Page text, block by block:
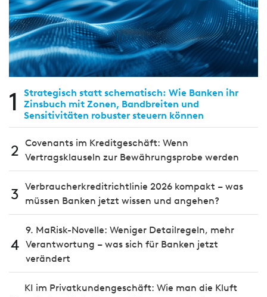
1
Strategisch statt schematisch: Wie Banken ihr
Zinsbuch mit Zonen, Bandbreiten und
Sensitivitäten robuster steuern können
2 Covenants im Kreditgeschäft: Wenn
Vertragsklauseln zur Bewährungsprobe werden
3 Verbraucherkreditrichtlinie 2026 kompakt – was
müssen Banken jetzt wissen und angehen?
4
9. MaRisk-Novelle: Weniger Detailregeln, mehr
Verantwortung – was sich für Banken jetzt
verändert
KI im Privatkundengeschäft: Wie man die Kluft